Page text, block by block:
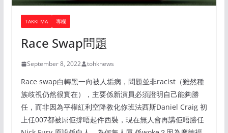
TAKKI MA 專欄
Race Swap問題
September 8, 2022 tohknews
Race swap白轉黑一向被人垢病，問題並非racist（雖然種
族歧視仍然很實在），主要係新演員必須證明自己能夠勝
任，而非因為平權紅利空降教化你班法西斯Daniel Craig 初
上任007都被屌佢撐唔起件西裝，現在無人會再講佢唔勝任